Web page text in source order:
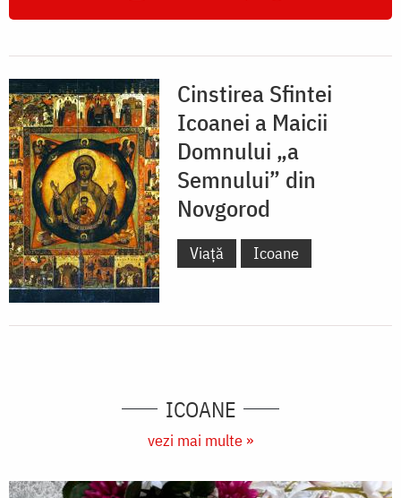
Cinstirea Sfintei
Icoanei a Maicii
Domnului „a
Semnului” din
Novgorod
Viață Icoane
ICOANE
vezi mai multe »